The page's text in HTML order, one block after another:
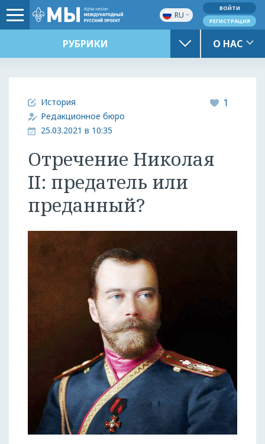
RU
ВОЙТИ
РЕГИСТРАЦИЯ
РУБРИКИ О НАС
История
Редакционное бюро
25.03.2021 в 10:35
1
Отречение Николая
II: предатель или
преданный?